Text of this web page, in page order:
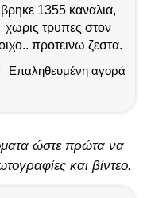
βρηκε 1355 καναλια,
χωρις τρυπες στον
προτεινω ζεστα.
Επαληθευμένη αγορά
ώστε πρώτα να
και βίντεο.